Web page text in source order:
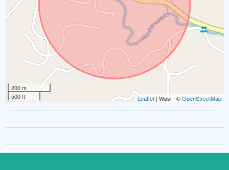
200 m
500 ft
Leaflet | Wasi - ©OpenStreetMap